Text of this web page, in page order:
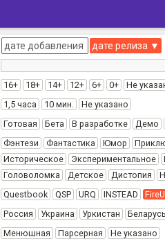
дате добавления дате релиза ▼
16+ 18+ 14+ 12+ 6+ 0+ Не
1,5 часа 10 мин. Не указано
Готовая Бета В разработке Демо
Фэнтези Фантастика Юмор
Историческое
Экспериментальное
Головоломка
Детское Дистопия
Questbook QSP URQ INSTEAD
Россия Украина Уркистан Беларусь
Менюшная Парсерная Не указано